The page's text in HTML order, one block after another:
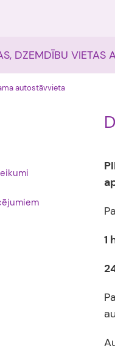
DZEMDĪBU VIETAS
autostāvvieta
1